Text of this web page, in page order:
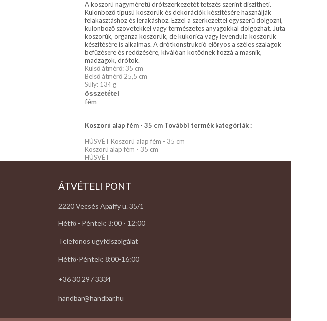
A koszorú nagyméretű drótszerkezetét tetszés szerint díszítheti.
Különböző típusú koszorúk és dekorációk készítésére használják
felakasztáshoz és lerakáshoz. Ezzel a szerkezettel egyszerű dolgozni,
különböző szövetekkel vagy természetes anyagokkal dolgozhat. Juta
koszorúk, organza koszorúk, de kukorica vagy levendula koszorúk
készítésére is alkalmas. A drótkonstrukció előnyös a széles szalagok
befűzésére és redőzésére, kiválóan kötődnek hozzá a masnik,
madzagok, drótok.
Külső átmérő: 35 cm
Belső átmérő 25,5 cm
Súly: 134 g
összetétel
fém
Koszorú alap fém - 35 cm További termék kategóriák :
HÚSVÉT Koszorú alap fém - 35 cm
Koszorú alap fém - 35 cm
HÚSVÉT
ÁTVÉTELI PONT
2220 Vecsés Apaffy u. 35/1
Hétfő - Péntek: 8:00 - 12:00
Telefonos ügyfélszolgálat
Hétfő-Péntek: 8:00-16:00
+36 30 297 3334
handbar@handbar.hu